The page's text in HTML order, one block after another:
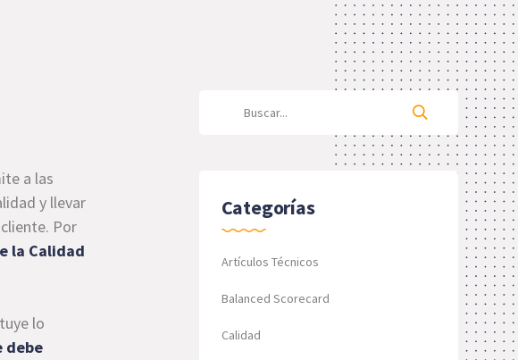
a las
y llevar
Por
la Calidad
lo
debe
Categorías
Artículos Técnicos
Balanced Scorecard
Calidad